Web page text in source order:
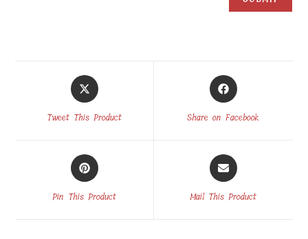
Opens
in
a
new
Tweet This Product
Opens
in
new
Share on Facebook
Opens
in
a
new
Pin This Product
Opens
in
a
new
Mail This Product